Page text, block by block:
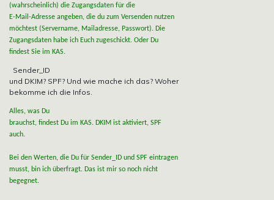
(wahrscheinlich) die Zugangsdaten für die
E-Mail-Adresse angeben, die du zum Versenden nutzen
möchtest (Servername, Mailadresse, Passwort). Die
Zugangsdaten habe ich Euch zugeschickt. Oder Du
findest Sie im KAS.
Sender_ID
und DKIM? SPF? Und wie mache ich das? Woher
bekomme ich die Infos.
Alles, was Du
brauchst, findest Du im KAS. DKIM ist aktiviert, SPF
auch.
Bei den Werten, die Du für Sender_ID und SPF eintragen
musst, bin ich überfragt. Das ist mir so noch nicht
begegnet.